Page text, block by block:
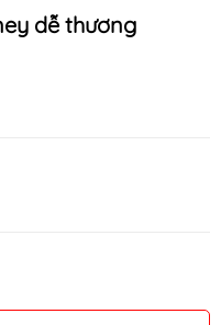
dễ thương